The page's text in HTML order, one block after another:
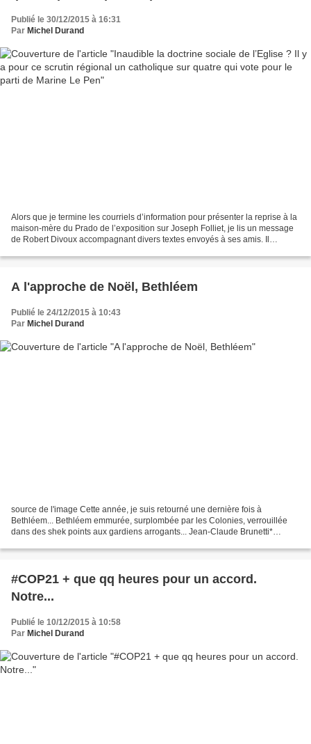
Publié le 30/12/2015 à 16:31
Par Michel Durand
Alors que je termine les courriels d’information pour présenter la reprise à la
maison-mère du Prado de l’exposition sur Joseph Folliet, je lis un message
de Robert Divoux accompagnant divers textes envoyés à ses amis. Il
A l'approche de Noël, Bethléem
Publié le 24/12/2015 à 10:43
Par Michel Durand
source de l'image Cette année, je suis retourné une dernière fois à
Bethléem... Bethléem emmurée, surplombée par les Colonies, verrouillée
dans des shek points aux gardiens arrogants... Jean-Claude Brunetti*
#COP21 + que qq heures pour un accord.
Notre...
Publié le 10/12/2015 à 10:58
Par Michel Durand